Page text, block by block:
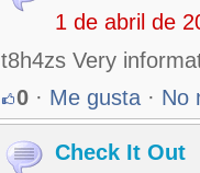
1 de abril de
t8h4zs Very
0 · Me gusta · No
Check It Out